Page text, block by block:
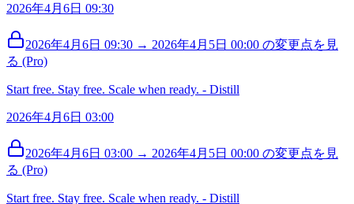
2026年4月6日 09:30
2026年4月6日 09:30 → 2026年4月5日 00:00 の変更点を見
る (Pro)
Start free. Stay free. Scale when ready. - Distill
2026年4月6日 03:00
2026年4月6日 03:00 → 2026年4月5日 00:00 の変更点を見
る (Pro)
Start free. Stay free. Scale when ready. - Distill